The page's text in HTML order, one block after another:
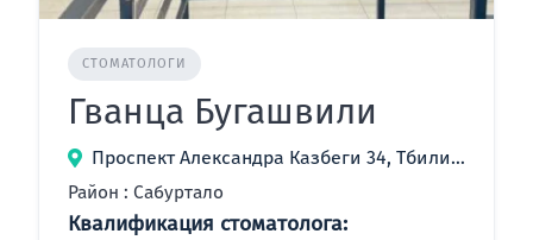
СТОМАТОЛОГИ
Гванца Бугашвили
Проспект Александра Казбеги 34, Тбилиси, Грузия
Район : Сабуртало
Квалификация стоматолога: